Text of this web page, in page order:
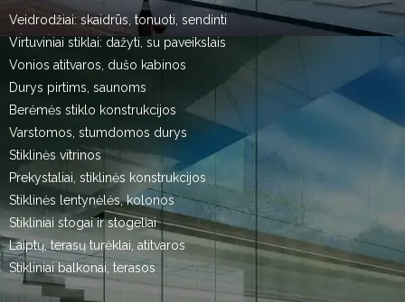
Veidrodžiai: skaidrūs, tonuoti, sendinti
Virtuviniai stiklai: dažyti, su paveikslais
Vonios atitvaros, dušo kabinos
Durys pirtims, saunoms
Berėmės stiklo konstrukcijos
Varstomos, stumdomos durys
Stiklinės vitrinos
Prekystaliai, stiklinės konstrukcijos
Stiklinės lentynėlės, kolonos
Stikliniai stogai ir stogeliai
Laiptų, terasų turėklai, atitvaros
Stikliniai balkonai, terasos